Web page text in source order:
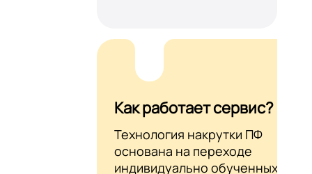
Как работает сервис?
Технология накрутки ПФ
основана на переходе
индивидуально обученных AI-